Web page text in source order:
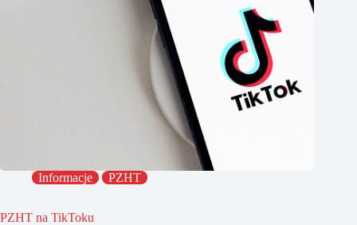
Informacje PZHT
PZHT na TikToku